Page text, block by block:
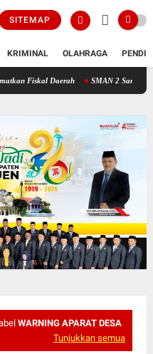
SITEMAP
KRIMINAL OLAHRAGA
Fiskal Daerah SMAN 2 Samalanga
WARNING APARAT DESA
Tunjukkan semua